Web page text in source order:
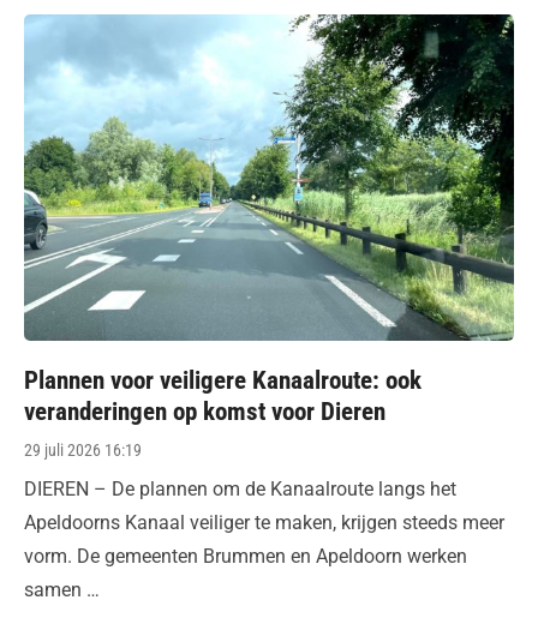
Plannen voor veiligere Kanaalroute: ook
veranderingen op komst voor Dieren
Posted
29 juli 2026 16:19
DIEREN – De plannen om de Kanaalroute langs het
Apeldoorns Kanaal veiliger te maken, krijgen steeds meer
vorm. De gemeenten Brummen en Apeldoorn werken
samen …